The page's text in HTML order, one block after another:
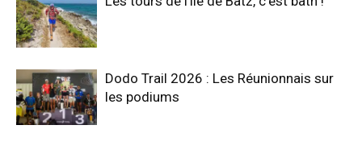
Dodo Trail 2026 : Les Réunionnais sur
les podiums